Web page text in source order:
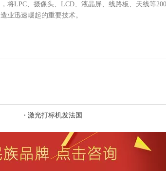
LPC、摄像头、LCD、液晶屏、线路板、天线等
业迅速崛起的重要技术。
激光打标机发法国